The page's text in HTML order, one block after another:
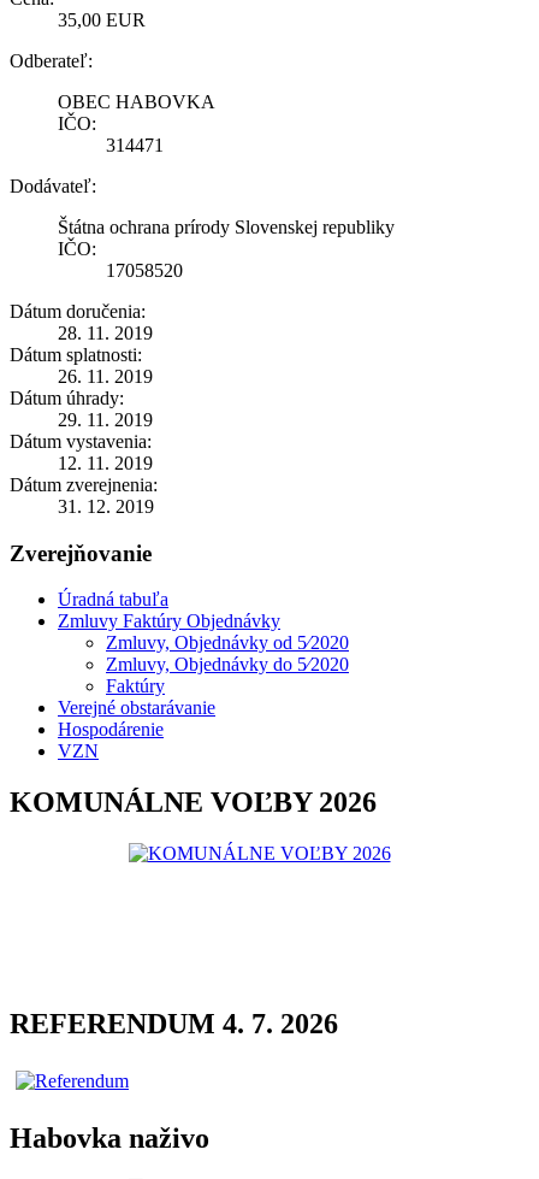
35,00 EUR
Odberateľ:
OBEC HABOVKA
IČO:
314471
Dodávateľ:
Štátna ochrana prírody Slovenskej republiky
IČO:
17058520
Dátum doručenia:
28. 11. 2019
Dátum splatnosti:
26. 11. 2019
Dátum úhrady:
29. 11. 2019
Dátum vystavenia:
12. 11. 2019
Dátum zverejnenia:
31. 12. 2019
Zverejňovanie
Úradná tabuľa
Zmluvy Faktúry Objednávky
Zmluvy, Objednávky od 5⁄2020
Zmluvy, Objednávky do 5⁄2020
Faktúry
Verejné obstarávanie
Hospodárenie
VZN
KOMUNÁLNE VOĽBY 2026
REFERENDUM 4. 7. 2026
Habovka naživo